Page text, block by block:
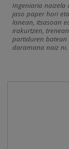
Ingeniaria naizela
jaso paper hori
lanean, itsasoan
irakurtzen,
partiduren batean
daramana naiz ni.